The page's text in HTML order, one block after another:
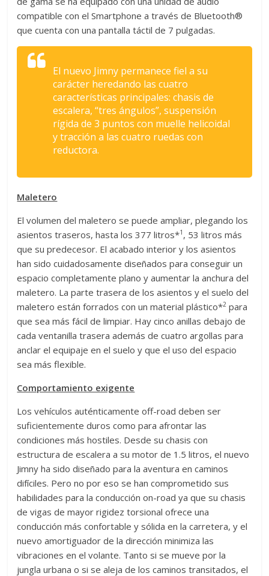
compatible con el Smartphone a través de Bluetooth®
que cuenta con una pantalla táctil de 7 pulgadas.
El nuevo Jimny permanece fiel a su
carácter heredando las cuatro
características principales: chasis de
escalera, “tres ángulos”, suspensión
rígida de 3 puntos con muelle helicoidal
y tracción a las cuatro ruedas con
reductora.
Maletero
El volumen del maletero se puede ampliar, plegando los
asientos traseros, hasta los 377 litros*1 , 53 litros más
que su predecesor. El acabado interior y los asientos
han sido cuidadosamente diseñados para conseguir un
espacio completamente plano y aumentar la anchura del
maletero. La parte trasera de los asientos y el suelo del
maletero están forrados con un material plástico*2 para
que sea más fácil de limpiar. Hay cinco anillas debajo de
cada ventanilla trasera además de cuatro argollas para
anclar el equipaje en el suelo y que el uso del espacio
sea más flexible.
Comportamiento exigente
Los vehículos auténticamente off-road deben ser
suficientemente duros como para afrontar las
condiciones más hostiles. Desde su chasis con
estructura de escalera a su motor de 1.5 litros, el nuevo
Jimny ha sido diseñado para la aventura en caminos
difíciles. Pero no por eso se han comprometido sus
habilidades para la conducción on-road ya que su chasis
de vigas de mayor rigidez torsional ofrece una
conducción más confortable y sólida en la carretera, y el
nuevo amortiguador de la dirección minimiza las
vibraciones en el volante. Tanto si se mueve por la
jungla urbana o si se aleja de los caminos transitados, el